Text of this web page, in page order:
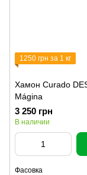
1250 грн за 1 кг
Хамон Curado
Mágina
3 250 грн
В наличии
Фасовка